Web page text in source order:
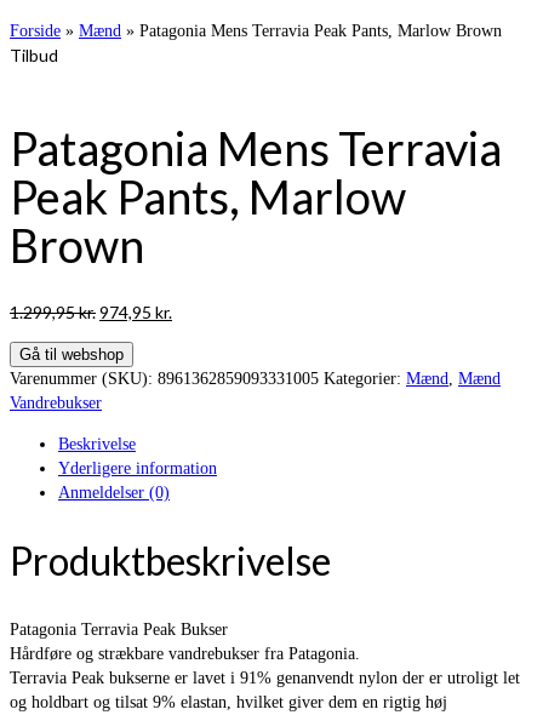
Forside » Mænd » Patagonia Mens Terravia Peak Pants, Marlow Brown
Tilbud
Patagonia Mens Terravia
Peak Pants, Marlow
Brown
1.299,95kr.Den
pris
var:
1.299,95 kr..
974,95 kr.
er:
Gå til webshop
Varenummer (SKU): 8961362859093331005 Kategorier: Mænd
Mænd
Vandrebukser
Beskrivelse
Yderligere information
Anmeldelser (0)
Produktbeskrivelse
Patagonia Terravia Peak Bukser
Hårdføre og strækbare vandrebukser fra Patagonia.
Terravia Peak bukserne er lavet i 91% genanvendt nylon der er utroligt let
og holdbart og tilsat 9% elastan, hvilket giver dem en rigtig høj